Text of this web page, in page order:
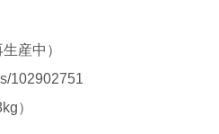
産中）
102902751
）